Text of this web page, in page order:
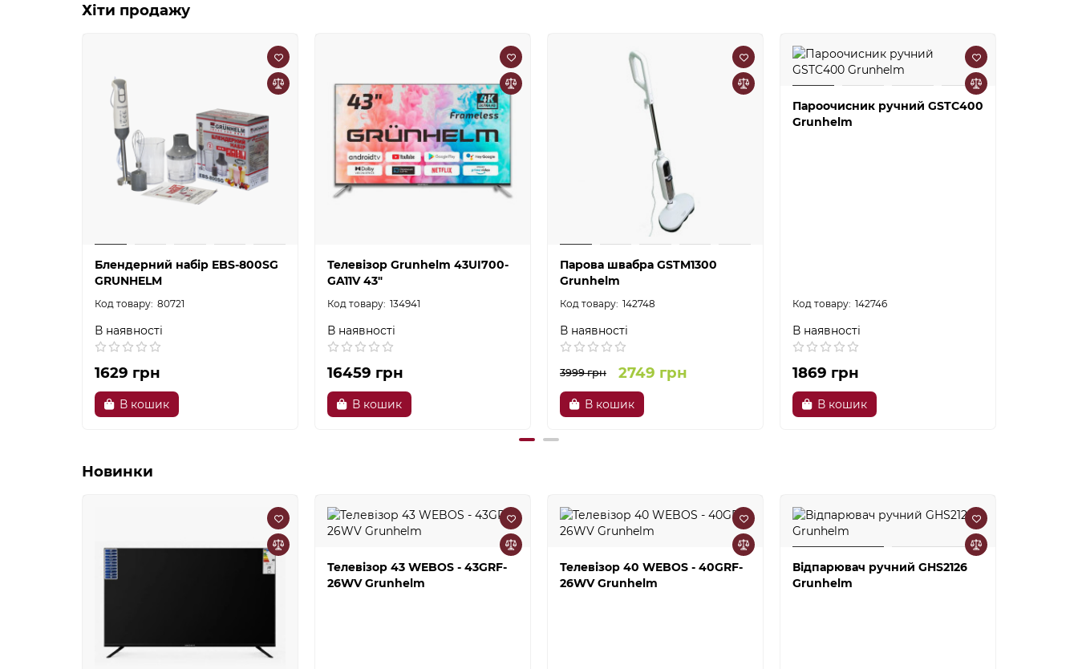
Хіти продажу
Блендерний набір EBS-800SG
GRUNHELM
80721
В наявності
1629 грн
В кошик
Телевізор Grunhelm 43UI700-
GA11V 43"
134941
В наявності
16459 грн
В кошик
Парова швабра GSTM1300
Grunhelm
142748
В наявності
3999 грн 2749 грн
В кошик
Пароочисник ручний GSTC400
Grunhelm
142746
В наявності
1869 грн
В кошик
Новинки
Телевізор 43 WEBOS - 43GRF-
26WV Grunhelm
Телевізор 40 WEBOS - 40GRF-
26WV Grunhelm
Відпарювач ручний GHS2126
Grunhelm